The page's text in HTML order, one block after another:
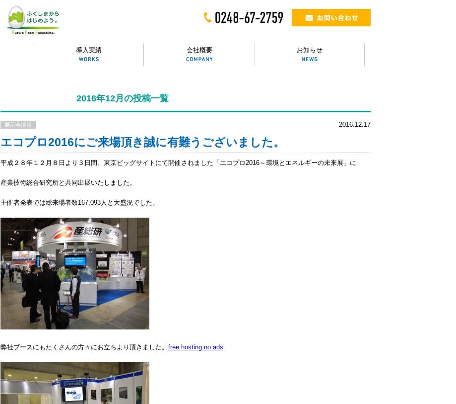
導入実績 会社概要 お知らせ
2016年12月の投稿一覧
展示会情報 2016.12.17
エコプロ2016にご来場頂き誠に有難うございました。
平成２８年１２月８日より３日間、東京ビッグサイトにて開催されました「エコプロ2016～環境とエネルギーの未来展」に
産業技術総合研究所と共同出展いたしました。
主催者発表では総来場者数167,093人と大盛況でした。
弊社ブースにもたくさんの方々にお立ちより頂きました。 free hosting no ads